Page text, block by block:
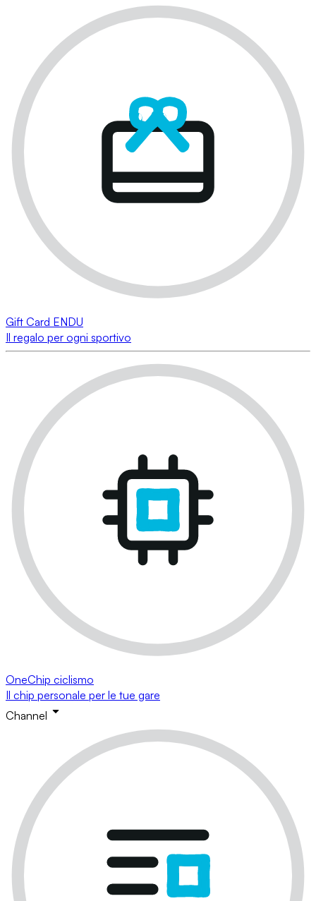
Gift Card ENDU
Il regalo per ogni sportivo
OneChip ciclismo
Il chip personale per le tue gare
Channel